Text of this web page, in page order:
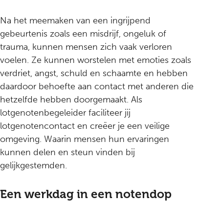
Na het meemaken van een ingrijpend
gebeurtenis zoals een misdrijf, ongeluk of
trauma, kunnen mensen zich vaak verloren
voelen. Ze kunnen worstelen met emoties zoals
verdriet, angst, schuld en schaamte en hebben
daardoor behoefte aan contact met anderen die
hetzelfde hebben doorgemaakt. Als
lotgenotenbegeleider faciliteer jij
lotgenotencontact en creëer je een veilige
omgeving. Waarin mensen hun ervaringen
kunnen delen en steun vinden bij
gelijkgestemden.
Een werkdag in een notendop